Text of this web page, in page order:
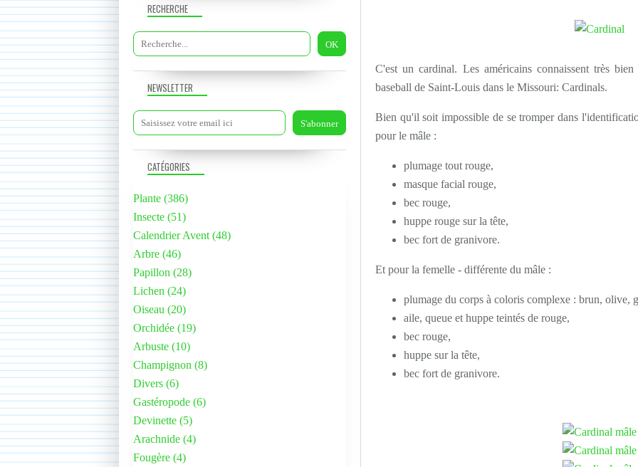
C'est un cardinal. Les américains connaissent très
baseball de Saint-Louis dans le Missouri: Cardinals.
Bien qu'il soit impossible de se tromper dans
pour le mâle :
plumage tout rouge,
masque facial rouge,
bec rouge,
huppe rouge sur la tête,
bec fort de granivore.
Et pour la femelle - différente du mâle :
plumage du corps à coloris complexe : brun, olive,
aile, queue et huppe teintés de rouge,
bec rouge,
huppe sur la tête,
bec fort de granivore.
NEWSLETTER
RECHERCHE
CATÉGORIES
Plante (386)
Insecte (51)
Calendrier Avent (48)
Arbre (46)
Papillon (28)
Lichen (24)
Oiseau (20)
Orchidée (19)
Arbuste (10)
Champignon (8)
Divers (6)
Gastéropode (6)
Devinette (5)
Arachnide (4)
Fougère (4)